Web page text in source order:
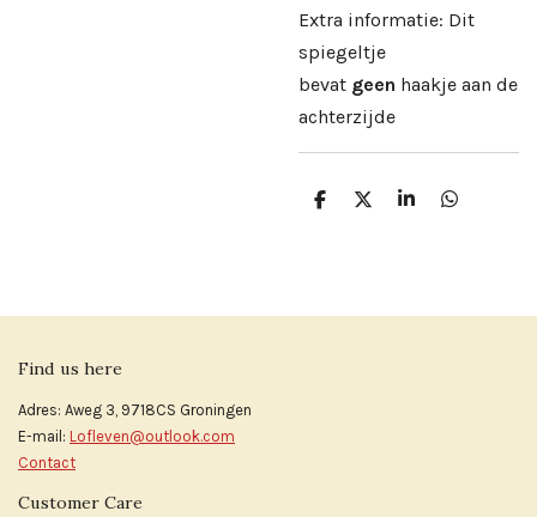
Extra informatie: Dit
spiegeltje
bevat geen haakje aan de
achterzijde
D
D
S
D
Find us here
Adres: Aweg 3, 9718CS Groningen
E-mail: Lofleven@outlook.com
Contact
Customer Care